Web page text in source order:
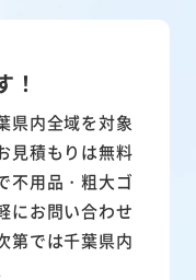
！
県内全域を対象
見積もりは無料
不用品・粗大ゴ
にお問い合わせ
第では千葉県内